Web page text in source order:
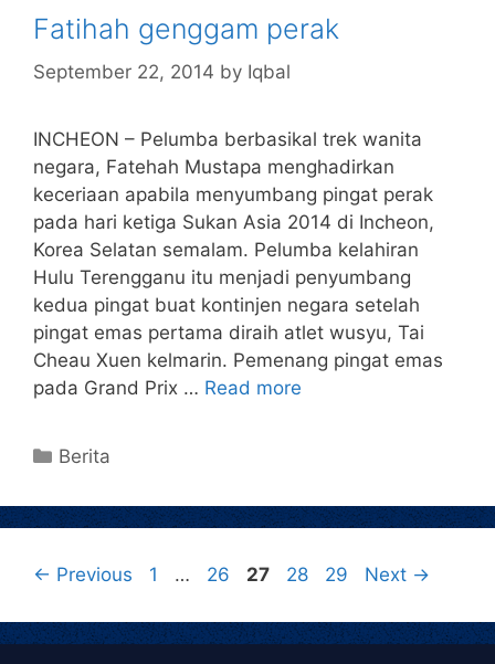
Fatihah genggam perak
September 22, 2014 by Iqbal
INCHEON – Pelumba berbasikal trek wanita
negara, Fatehah Mustapa menghadirkan
keceriaan apabila menyumbang pingat perak
pada hari ketiga Sukan Asia 2014 di Incheon,
Korea Selatan semalam. Pelumba kelahiran
Hulu Terengganu itu menjadi penyumbang
kedua pingat buat kontinjen negara setelah
pingat emas pertama diraih atlet wusyu, Tai
Cheau Xuen kelmarin. Pemenang pingat emas
pada Grand Prix … Read more
Berita
← Previous 1 … 26 27 28 29 Next →